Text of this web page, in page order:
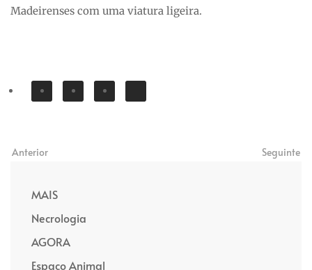
Madeirenses com uma viatura ligeira.
Anterior Seguinte
MAIS
Necrologia
AGORA
Espaço Animal